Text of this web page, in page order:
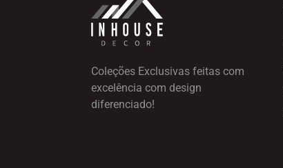
Coleções Exclusivas feitas com
excelência com design
diferenciado!